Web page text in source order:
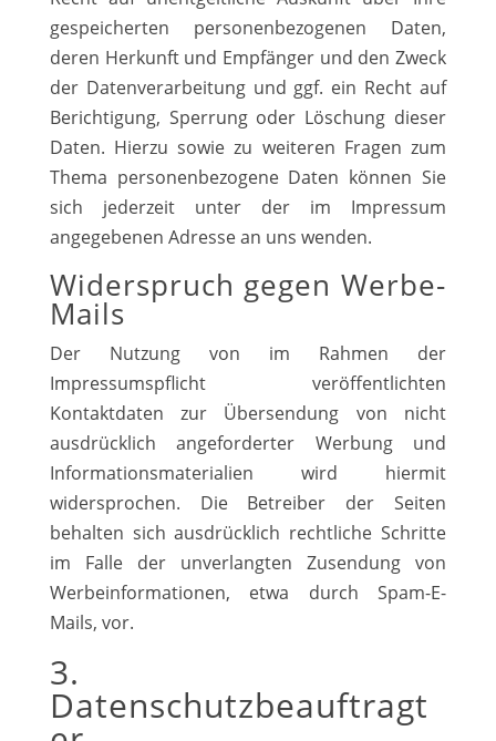
gespeicherten personenbezogenen Daten,
deren Herkunft und Empfänger und den Zweck
der Datenverarbeitung und ggf. ein Recht auf
Berichtigung, Sperrung oder Löschung dieser
Daten. Hierzu sowie zu weiteren Fragen zum
Thema personenbezogene Daten können Sie
sich jederzeit unter der im Impressum
angegebenen Adresse an uns wenden.
Widerspruch gegen Werbe-
Mails
Der Nutzung von im Rahmen der
Impressumspflicht veröffentlichten
Kontaktdaten zur Übersendung von nicht
ausdrücklich angeforderter Werbung und
Informationsmaterialien wird hiermit
widersprochen. Die Betreiber der Seiten
behalten sich ausdrücklich rechtliche Schritte
im Falle der unverlangten Zusendung von
Werbeinformationen, etwa durch Spam-E-
Mails, vor.
3.
Datenschutzbeauftragt